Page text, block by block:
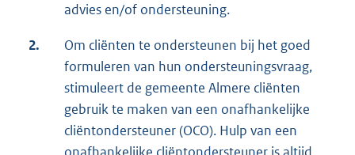
advies en/of ondersteuning.
2.
Om cliënten te ondersteunen bij het goed
formuleren van hun ondersteuningsvraag,
stimuleert de gemeente Almere cliënten
gebruik te maken van een onafhankelijke
cliëntondersteuner (OCO). Hulp van een